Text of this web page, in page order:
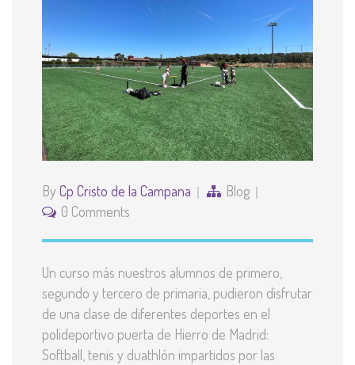
By Cp Cristo de la Campana
Blog
0 Comments
Un curso más nuestros alumnos de primero,
segundo y tercero de primaria, pudieron disfrutar
de una clase de diferentes deportes en el
polideportivo puerta de Hierro de Madrid:
Softball, tenis y duathlón impartidos por las